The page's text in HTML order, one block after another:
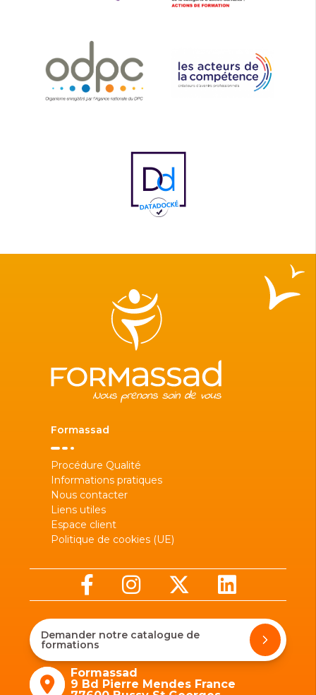
Formassad
Procédure Qualité
Informations pratiques
Nous contacter
Liens utiles
Espace client
Politique de cookies (UE)
Demander notre catalogue de
formations
Formassad
9 Bd Pierre Mendes France